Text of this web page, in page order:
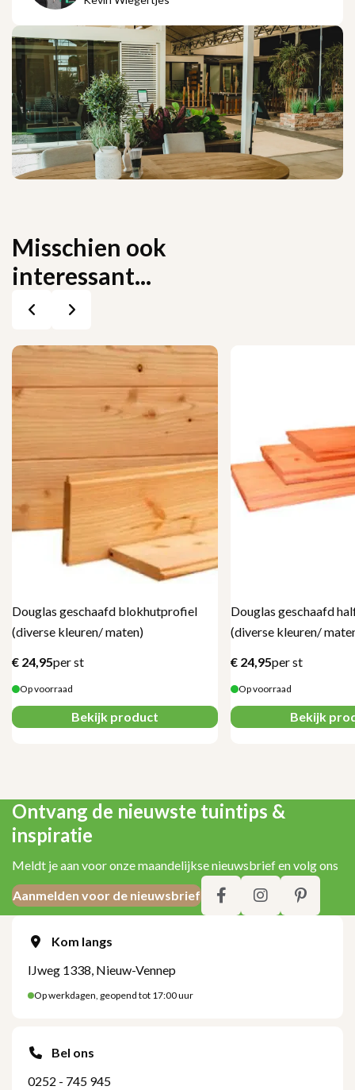
Misschien ook
interessant...
Douglas geschaafd blokhutprofiel
(diverse kleuren/ maten)
€ 24,95per st
Op voorraad
Bekijk product
Douglas geschaafd
(diverse kleuren/
€ 24,95per st
Op voorraad
Bekijk
Ontvang de nieuwste tuintips &
inspiratie
Meldt je aan voor onze maandelijkse nieuwsbrief en volg ons
Aanmelden voor de nieuwsbrief
Kom langs
IJweg 1338, Nieuw-Vennep
Op werkdagen, geopend tot 17:00 uur
Bel ons
0252 - 745 945